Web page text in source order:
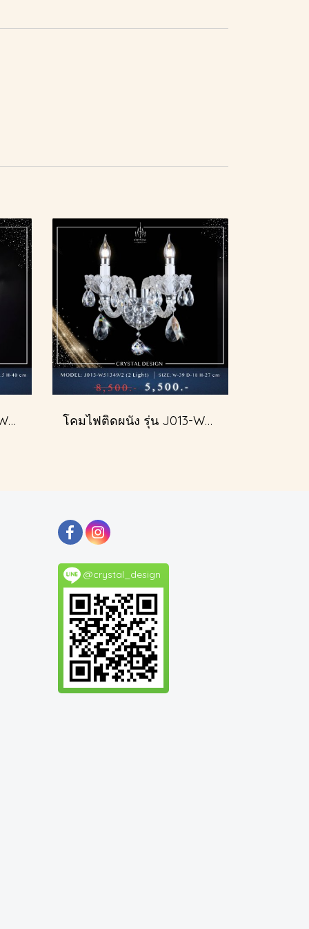
โคมไฟติดผนัง รุ่น J013-W51349/2 โคมไฟติดผนัง รุ่น J013-W51349/2
@crystal_design